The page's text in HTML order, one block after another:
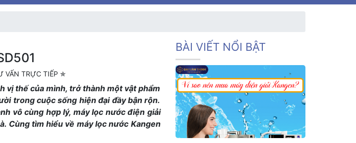
VẤN TRỰC TIẾP ✯
vị thế của mình, trở thành một vật phẩm
trong cuộc sống hiện đại đầy bận rộn.
vô cùng hợp lý, máy lọc nước điện giải
Cùng tìm hiểu về máy lọc nước Kangen
BÀI VIẾT NỔI BẬT